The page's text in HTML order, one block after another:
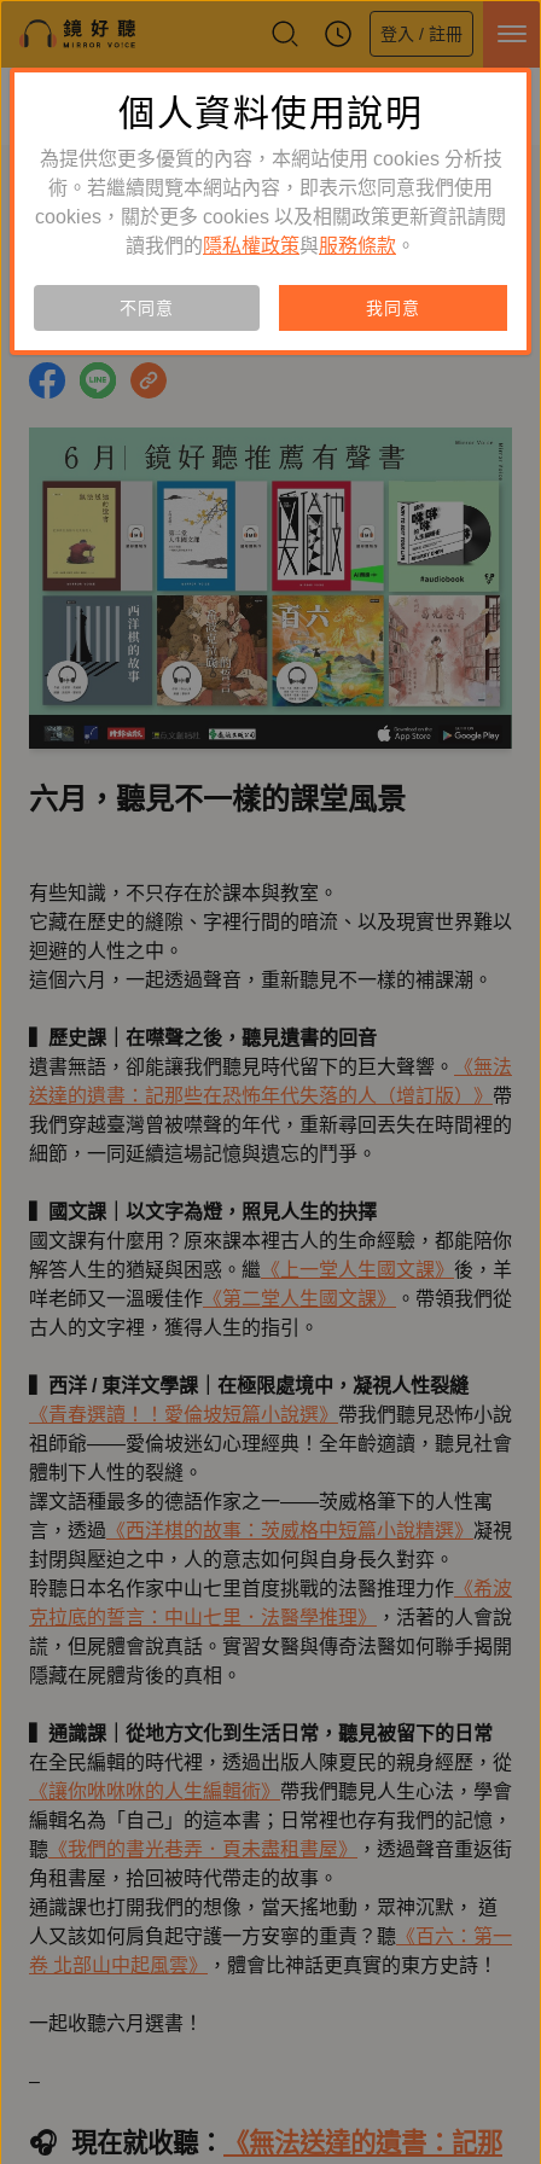
登入 / 註冊
鏡好聽全新APP上線
體驗全面升級，即刻下載
六月｜鏡好聽推薦有聲書
鏡好聽編輯室 2026-05-25 12:00:00
#鏡好聽 #有聲書 #希波克拉底的誓言
#西洋棋的故事
六月，聽見不一樣的課堂風景
有些知識，不只存在於課本與教室。
它藏在歷史的縫隙、字裡行間的暗流、以及現實世界難以
迴避的人性之中。
這個六月，一起透過聲音，重新聽見不一樣的補課潮。
▍歷史課｜在噤聲之後，聽見遺書的回音
遺書無語，卻能讓我們聽見時代留下的巨大聲響。
《無法
送達的遺書：記那些在恐怖年代失落的人（增訂版）》 帶
我們穿越臺灣曾被噤聲的年代，重新尋回丟失在時間裡的
細節，一同延續這場記憶與遺忘的鬥爭。
▍國文課｜以文字為燈，照見人生的抉擇
國文課有什麼用？原來課本裡古人的生命經驗，都能陪你
解答人生的猶疑與困惑。繼 《上一堂人生國文課》 後，羊
咩老師又一溫暖佳作 《第二堂人生國文課》
。帶領我們從
古人的文字裡，獲得人生的指引。
▍西洋 / 東洋文學課｜在極限處境中，凝視人性裂縫
《青春選讀！！愛倫坡短篇小說選》 帶我們聽見恐怖小說
祖師爺——愛倫坡迷幻心理經典！全年齡適讀，聽見社會
體制下人性的裂縫。
譯文語種最多的德語作家之一——茨威格筆下的人性寓
言，透過 《西洋棋的故事：茨威格中短篇小說精選》 凝視
封閉與壓迫之中，人的意志如何與自身長久對弈。
聆聽日本名作家中山七里首度挑戰的法醫推理力作 《希波
克拉底的誓言：中山七里．法醫學推理》
，活著的人會說
謊，但屍體會說真話。實習女醫與傳奇法醫如何聯手揭開
隱藏在屍體背後的真相。
▍通識課｜從地方文化到生活日常，聽見被留下的日常
在全民編輯的時代裡，透過出版人陳夏民的親身經歷，從
《讓你咻咻咻的人生編輯術》 帶我們聽見人生心法，學會
編輯名為「自己」的這本書；日常裡也存有我們的記憶，
聽 《我們的書光巷弄．頁未盡租書屋》
，透過聲音重返街
角租書屋，拾回被時代帶走的故事。
通識課也打開我們的想像，當天搖地動，眾神沉默， 道
人又該如何肩負起守護一方安寧的重責？聽 《百六：第一
卷 北部山中起風雲》
，體會比神話更真實的東方史詩！
一起收聽六月選書！
–
🎧️ 現在就收聽： 《無法送達的遺書：記那
個人資料使用說明
為提供您更多優質的內容，本網站使用 cookies 分析技
術。若繼續閱覽本網站內容，即表示您同意我們使用
cookies，關於更多 cookies 以及相關政策更新資訊請閱
讀我們的 隱私權政策與服務條款 。
不同意 我同意